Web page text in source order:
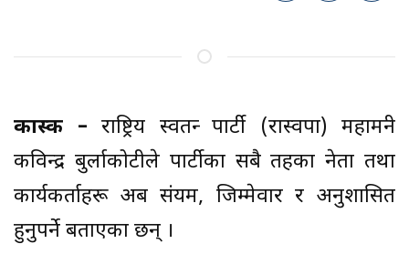
कास्की – राष्ट्रिय स्वतन्त्र पार्टी (रास्वपा) महामन्त्री
कविन्द्र बुर्लाकोटीले पार्टीका सबै तहका नेता तथा
कार्यकर्ताहरू अब संयम, जिम्मेवार र अनुशासित
हुनुपर्ने बताएका छन् ।